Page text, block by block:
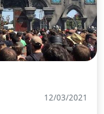
12/03/2021